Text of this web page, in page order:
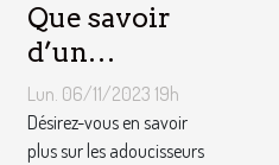
Que savoir
d’un
adoucisseur
d’eau ?
Lun. 06/11/2023 19h
Désirez-vous en savoir
plus sur les adoucisseurs